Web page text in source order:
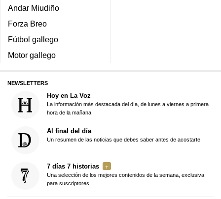
Andar Miudiño
Forza Breo
Fútbol gallego
Motor gallego
NEWSLETTERS
Hoy en La Voz
La información más destacada del día, de lunes a viernes a primera
hora de la mañana
Al final del día
Un resumen de las noticias que debes saber antes de acostarte
7 días 7 historias
Una selección de los mejores contenidos de la semana, exclusiva
para suscriptores